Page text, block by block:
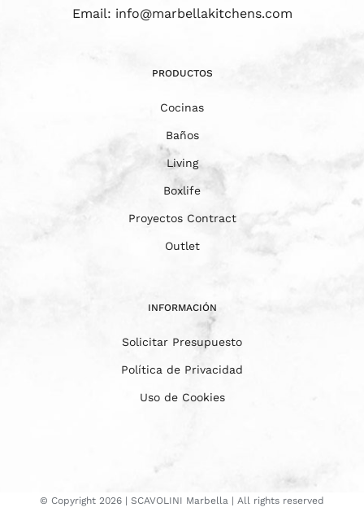
Email: info@marbellakitchens.com
PRODUCTOS
Cocinas
Baños
Living
Boxlife
Proyectos Contract
Outlet
INFORMACIÓN
Solicitar Presupuesto
Política de Privacidad
Uso de Cookies
© Copyright 2026 | SCAVOLINI Marbella | All rights reserved